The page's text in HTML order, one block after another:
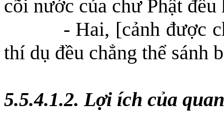
cõi nước của chư Phật
- Hai, [cảnh được
thí dụ đều chẳng thể sánh
5.5.4.1.2. Lợi ích của